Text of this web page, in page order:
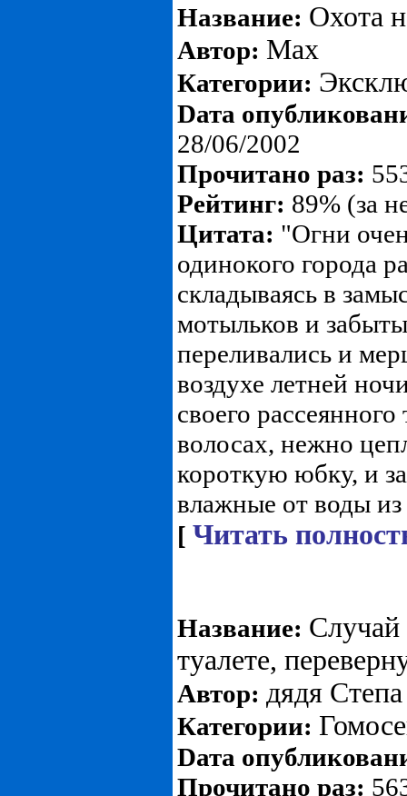
Название: Охота
Автор: Max
Категории:
Dата
28/06/2002
Прочитано раз:
Рейтинг: 89% (за
Цитата: "Огни
одинокого города
складываясь в
мотыльков и
переливались и
воздухе летней
своего
волосах, нежно
короткую юбку, и
влажные от воды
[ Читать
Название: Случай
туалете,
Автор: дядя Степа
Категории:
Dата
Прочитано раз: